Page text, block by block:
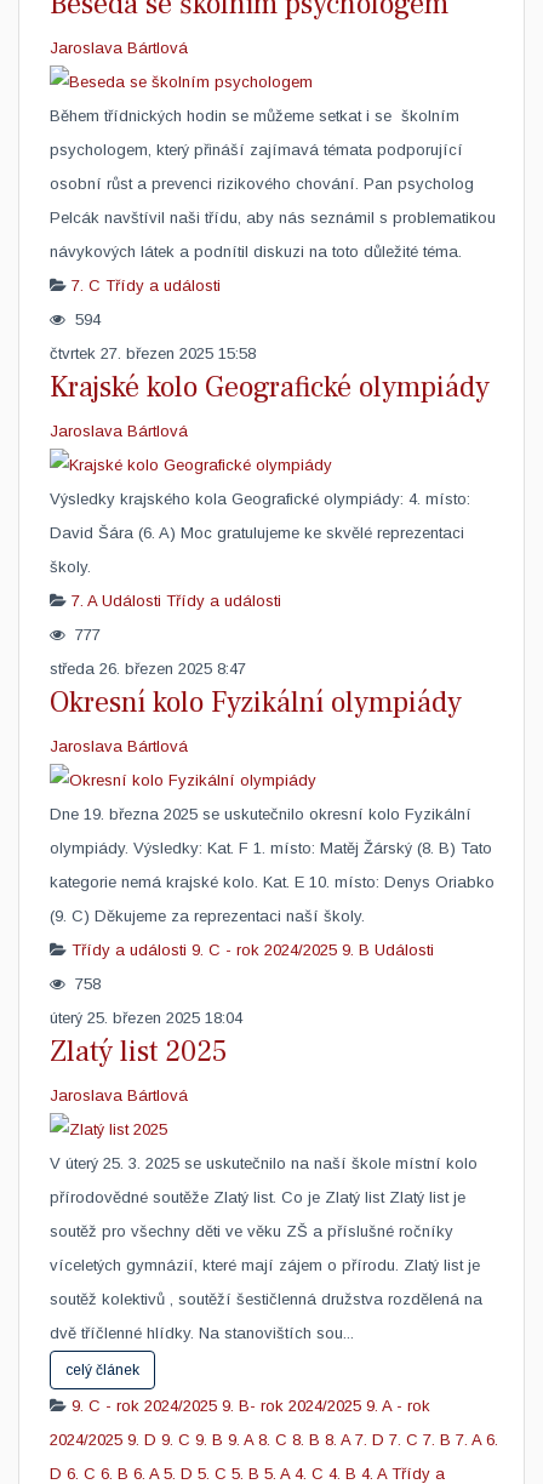
Jaroslava Bártlová
Během třídnických hodin se můžeme setkat i se školním
psychologem, který přináší zajímavá témata podporující
osobní růst a prevenci rizikového chování. Pan psycholog
Pelcák navštívil naši třídu, aby nás seznámil s problematikou
návykových látek a podnítil diskuzi na toto důležité téma. ​ ​
7. C Třídy a události
594
čtvrtek 27. březen 2025 15:58
Krajské kolo Geografické olympiády
Jaroslava Bártlová
​Výsledky krajského kola Geografické olympiády: 4. místo:
David Šára (6. A) Moc gratulujeme ke skvělé reprezentaci
školy.
7. A Události Třídy a události
777
středa 26. březen 2025 8:47
Okresní kolo Fyzikální olympiády
Jaroslava Bártlová
Dne 19. března 2025 se uskutečnilo okresní kolo Fyzikální
olympiády. Výsledky: Kat. F 1. místo: Matěj Žárský (8. B) Tato
kategorie nemá krajské kolo. Kat. E 10. místo: Denys Oriabko
(9. C) Děkujeme za reprezentaci naší školy.​
Třídy a události 9. C - rok 2024/2025 9. B Události
758
úterý 25. březen 2025 18:04
Zlatý list 2025
Jaroslava Bártlová
V úterý 25. 3. 2025 se uskutečnilo na naší škole místní kolo
přírodovědné soutěže Zlatý list. Co je Zlatý list Zlatý list je
soutěž pro všechny děti ve věku ZŠ a příslušné ročníky
víceletých gymnázií, které mají zájem o přírodu. Zlatý list je
soutěž kolektivů , soutěží šestičlenná družstva rozdělená na
dvě tříčlenné hlídky. Na stanovištích sou...
celý článek
9. C - rok 2024/2025 9. B- rok 2024/2025 9. A - rok
2024/2025 9. D 9. C 9. B 9. A 8. C 8. B 8. A 7. D 7. C 7. B 7. A 6.
D 6. C 6. B 6. A 5. D 5. C 5. B 5. A 4. C 4. B 4. A Třídy a